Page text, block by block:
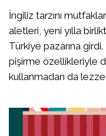
İngiliz tarzını
aletleri, yeni yılla
Türkiye pazarına girdi.
pişirme özellikleriyle
kullanmadan da